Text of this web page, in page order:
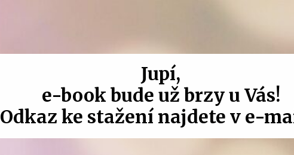
Jupí,
e-book bude už brzy u Vás!
Odkaz ke stažení najdete v e-